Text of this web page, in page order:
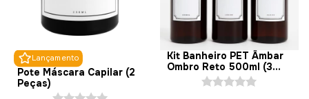
Lançamento
Pote Máscara Capilar (2
Peças)
Kit Banheiro PET Âmbar
Ombro Reto 500ml (3